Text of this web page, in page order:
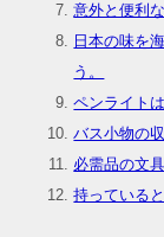
意外と便利
日本の味を
う。
ペンライト
バス小物の
必需品の文
持っている